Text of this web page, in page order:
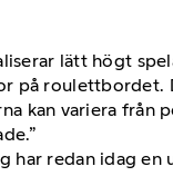
lätt högt
på roulettbordet.
kan variera från
har redan idag en